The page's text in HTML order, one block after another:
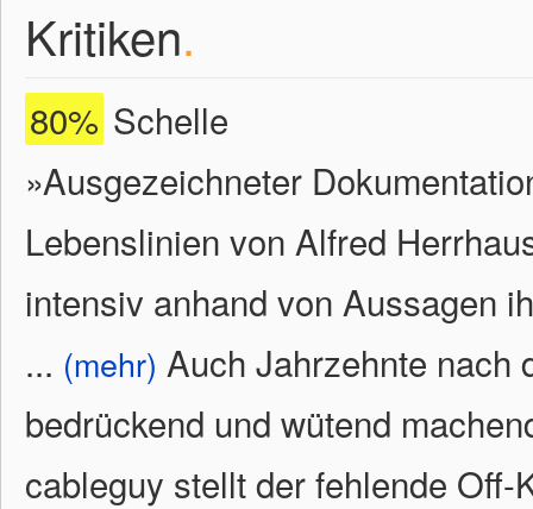
Kritiken.
80% Schelle
»Ausgezeichneter
Lebenslinien von Alfred
intensiv anhand von Aussagen
... (mehr) Auch Jahrzehnte nach
bedrückend und wütend
cableguy stellt der fehlende